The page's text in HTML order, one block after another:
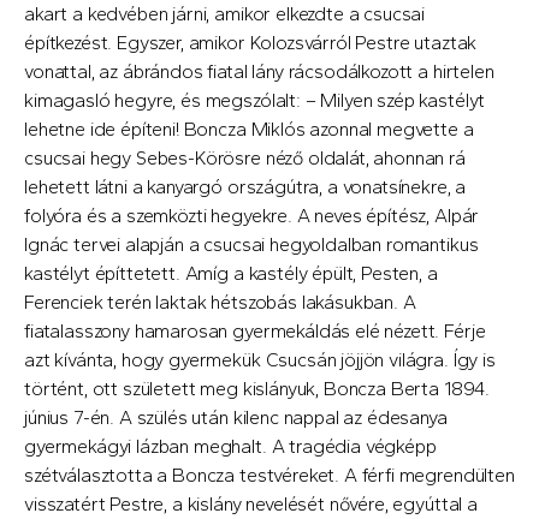
akart a kedvében járni, amikor elkezdte a csucsai
építkezést. Egyszer, amikor Kolozsvárról Pestre utaztak
vonattal, az ábrándos fiatal lány rácsodálkozott a hirtelen
kimagasló hegyre, és megszólalt: – Milyen szép kastélyt
lehetne ide építeni! Boncza Miklós azonnal megvette a
csucsai hegy Sebes-Körösre néző oldalát, ahonnan rá
lehetett látni a kanyargó országútra, a vonatsínekre, a
folyóra és a szemközti hegyekre. A neves építész, Alpár
Ignác tervei alapján a csucsai hegyoldalban romantikus
kastélyt építtetett. Amíg a kastély épült, Pesten, a
Ferenciek terén laktak hétszobás lakásukban. A
fiatalasszony hamarosan gyermekáldás elé nézett. Férje
azt kívánta, hogy gyermekük Csucsán jöjjön világra. Így is
történt, ott született meg kislányuk, Boncza Berta 1894.
június 7-én. A szülés után kilenc nappal az édesanya
gyermekágyi lázban meghalt. A tragédia végképp
szétválasztotta a Boncza testvéreket. A férfi megrendülten
visszatért Pestre, a kislány nevelését nővére, egyúttal a